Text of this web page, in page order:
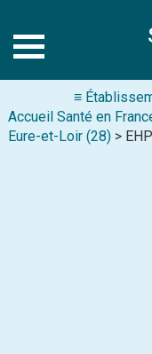
≡
Accueil Santé en
Eure-et-Loir (28) >